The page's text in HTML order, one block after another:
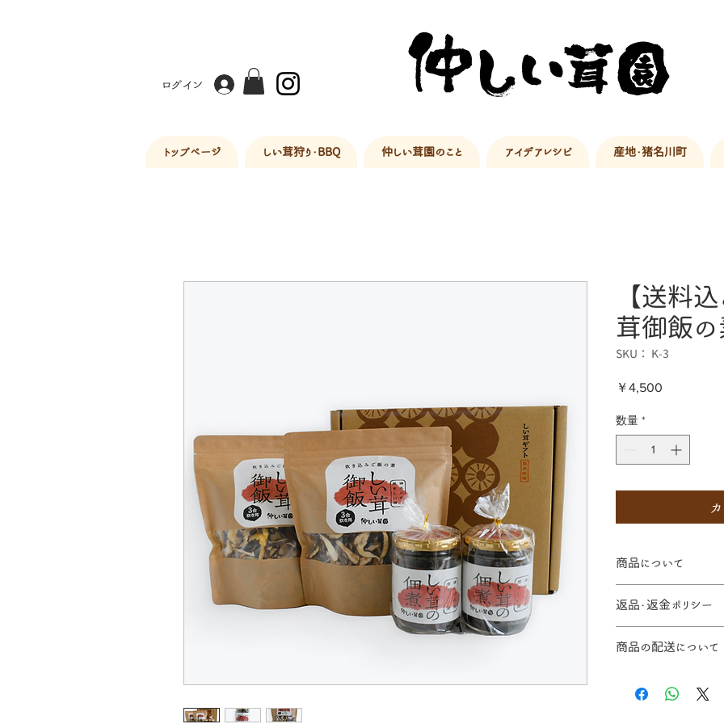
ログイン
トップページ しい茸狩り・BBQ 仲しい茸園のこと アイデアレシピ 産地・猪名川町
【送料
茸御飯の
SKU： K-3
￥4,500
数量 *
商品について
返品・返金ポリシー
たは電話にてご連絡
ご了承下さい。
商品の配送について
縄・離島のお客様に